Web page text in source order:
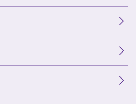
meccsen
maradt az
ellen